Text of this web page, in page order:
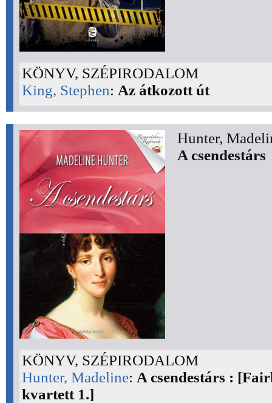
KÖNYV, SZÉPIRODALOM
King, Stephen: Az átkozott út
Hunter,
A csendestárs
KÖNYV, SZÉPIRODALOM
Hunter, Madeline: A csendestárs :
kvartett 1.]